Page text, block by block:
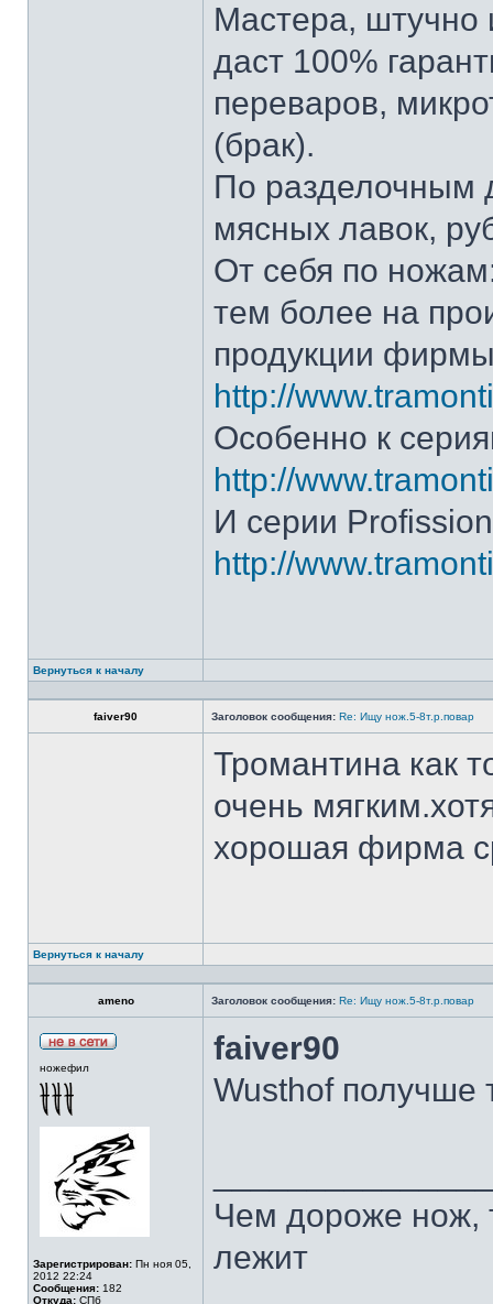
Мастера, штучно
даст 100%
переваров,
(брак).
По разделочным
мясных лавок,
От себя по
тем более на
продукции
http://
Особенно к
http://
И серии
http://
Вернуться к началу
faiver90 Заголовок сообщения: Re: Ищу нож.5-8т.р.повар
Тромантина как
очень
хорошая фирма
Вернуться к началу
ameno Заголовок сообщения: Re: Ищу нож.5-8т.р.повар
ножефил
Зарегистрирован: Пн ноя 05,
2012 22:24
Сообщения: 182
Откуда: СПб
faiver90
Wusthof получше
Чем дороже нож,
лежит